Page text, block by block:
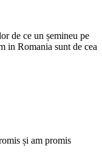
de ce un șemineu pe
in Romania sunt de cea
și am promis